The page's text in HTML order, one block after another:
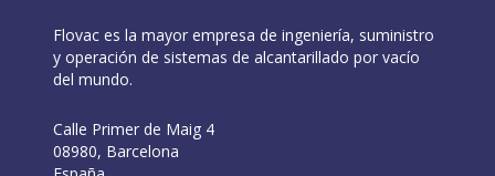
Flovac es la mayor empresa de ingeniería, suministro
y operación de sistemas de alcantarillado por vacío
del mundo.
Calle Primer de Maig 4
08980, Barcelona